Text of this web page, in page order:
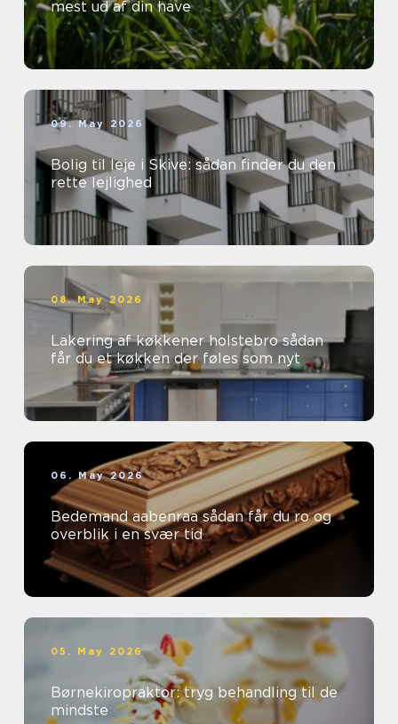
mest ud af din have
09. May 2026
Bolig til leje i Skive: sådan finder du den
rette lejlighed
08. May 2026
Lakering af køkkener holstebro sådan
får du et køkken der føles som nyt
06. May 2026
Bedemand aabenraa sådan får du ro og
overblik i en svær tid
05. May 2026
Børnekiropraktor: tryg behandling til de
mindste